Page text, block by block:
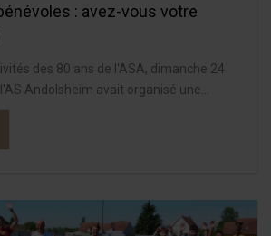
: avez-vous votre
des 80 ans de l'ASA, dimanche 24
Andolsheim avait organisé une...